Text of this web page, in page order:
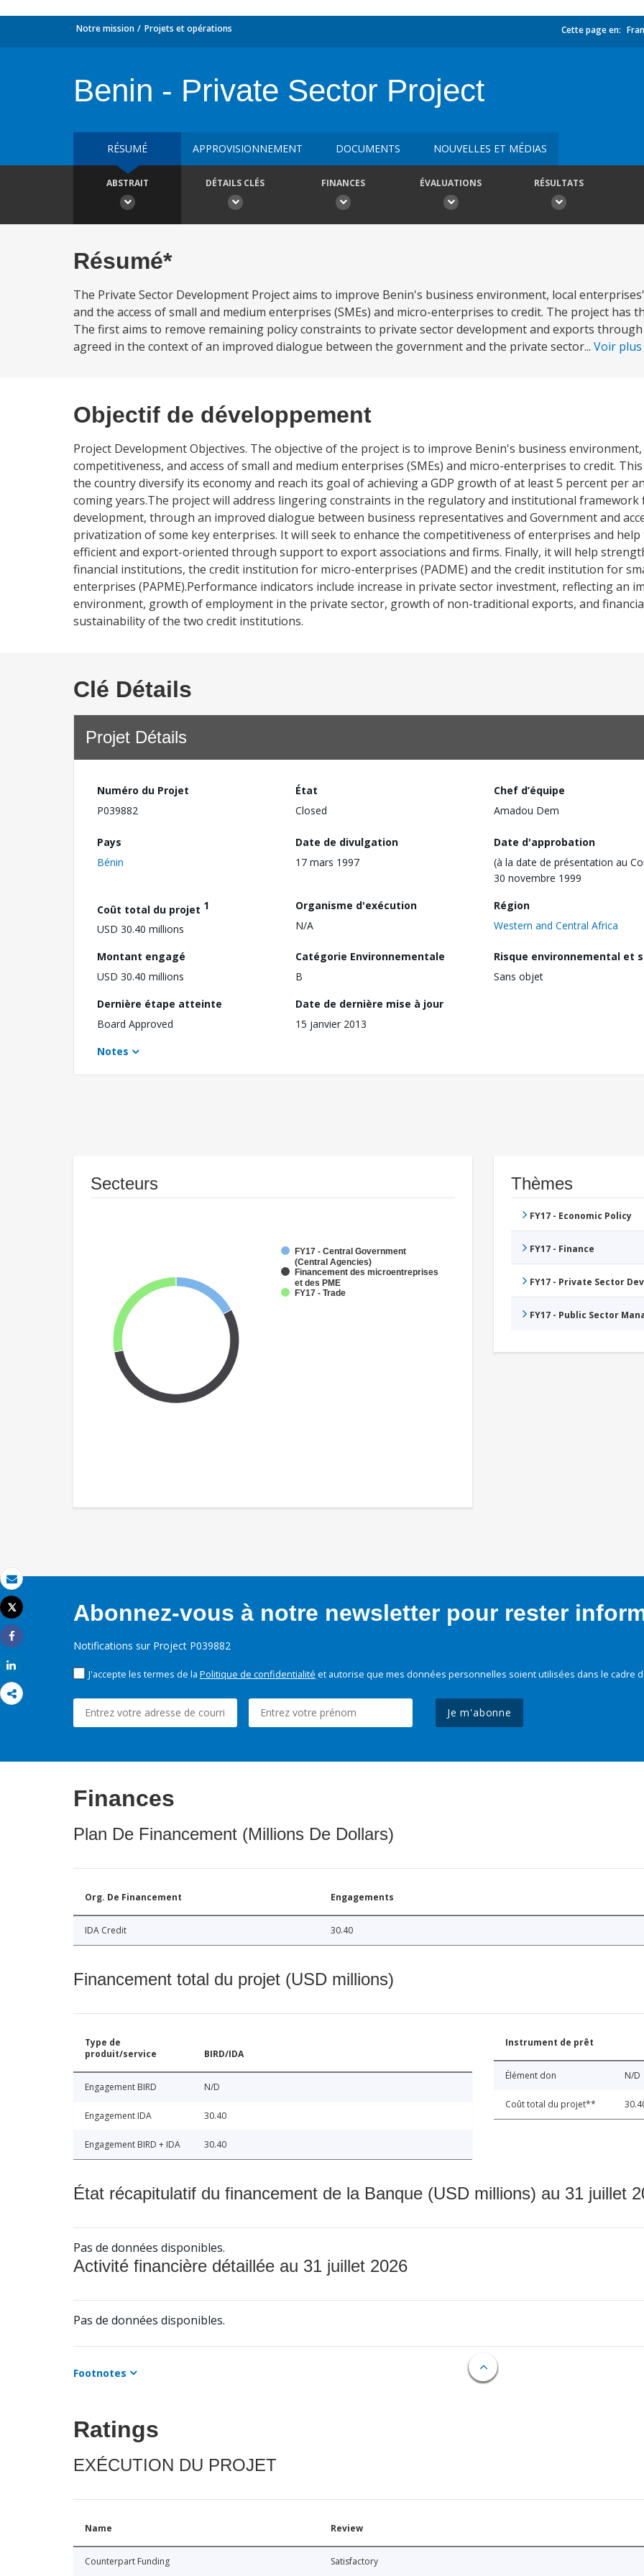
Email
Imprimer
Tweet
Share
Notre mission Projets et opérations Cette page en:
Benin - Private Sector Project
RÉSUMÉ APPROVISIONNEMENT DOCUMENTS NOUVELLES ET MÉDIAS
ABSTRAIT DÉTAILS CLÉS FINANCES ÉVALUATIONS RÉSULTATS
Résumé*
The Private Sector Development Project aims to improve Benin's business environment, local
and the access of small and medium enterprises (SMEs) and micro-enterprises to credit. The project has
The first aims to remove remaining policy constraints to private sector development and exports
agreed in the context of an improved dialogue between the government and the private sector... Voir plus
Objectif de développement
Project Development Objectives. The objective of the project is to improve Benin's business
competitiveness, and access of small and medium enterprises (SMEs) and micro-enterprises to credit.
the country diversify its economy and reach its goal of achieving a GDP growth of at least 5 percent per
coming years.The project will address lingering constraints in the regulatory and institutional
development, through an improved dialogue between business representatives and Government and
privatization of some key enterprises. It will seek to enhance the competitiveness of enterprises and help
efficient and export-oriented through support to export associations and firms. Finally, it will help
financial institutions, the credit institution for micro-enterprises (PADME) and the credit institution for
enterprises (PAPME).Performance indicators include increase in private sector investment, reflecting an
environment, growth of employment in the private sector, growth of non-traditional exports, and
sustainability of the two credit institutions.
Clé Détails
Projet Détails
Numéro du Projet
P039882
État
Closed
Chef d’équipe
Amadou Dem
Pays
Bénin
Date de divulgation
17 mars 1997
Date d'approbation
(à la date de présentation au
30 novembre 1999
Coût total du projet 1
USD 30.40 millions
Organisme d'exécution
N/A
Région
Western and Central Africa
Montant engagé
USD 30.40 millions
Catégorie Environnementale
B
Risque environnemental et
Sans objet
Dernière étape atteinte
Board Approved
Date de dernière mise à jour
15 janvier 2013
Notes
Secteurs
FY17 - Central Government
(Central Agencies)
Financement des microentreprises
et des PME
FY17 - Trade
Thèmes
FY17 - Economic Policy
FY17 - Finance
FY17 - Private Sector
FY17 - Public Sector
Abonnez-vous à notre newsletter pour rester
Notifications sur Project P039882
J'accepte les termes de la Politique de confidentialité et autorise que mes données personnelles soient utilisées dans le cadre
Je m'abonne
Finances
Plan De Financement (Millions De Dollars)
Org. De Financement Engagements
IDA Credit 30.40
Financement total du projet (USD millions)
Type de
produit/service
BIRD/IDA
Engagement BIRD N/D
Engagement IDA 30.40
Engagement BIRD + IDA 30.40
Instrument de prêt
Élément don N/D
Coût total du projet**
État récapitulatif du financement de la Banque (USD millions) au 31 juillet
Pas de données disponibles.
Activité financière détaillée au 31 juillet 2026
Pas de données disponibles.
Footnotes
Ratings
EXÉCUTION DU PROJET
Name Review
Counterpart Funding Satisfactory